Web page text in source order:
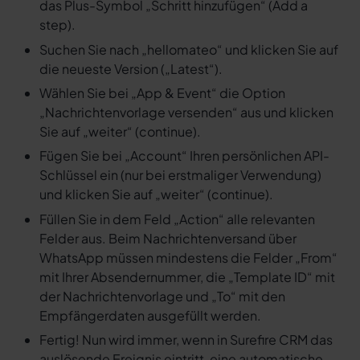
das Plus-Symbol „Schritt hinzufügen“ (Add a
step).
Suchen Sie nach „hellomateo“ und klicken Sie auf
die neueste Version („Latest“).
Wählen Sie bei „App & Event“ die Option
„Nachrichtenvorlage versenden“ aus und klicken
Sie auf „weiter“ (continue).
Fügen Sie bei „Account“ Ihren persönlichen API-
Schlüssel ein (nur bei erstmaliger Verwendung)
und klicken Sie auf „weiter“ (continue).
Füllen Sie in dem Feld „Action“ alle relevanten
Felder aus. Beim Nachrichtenversand über
WhatsApp müssen mindestens die Felder „From“
mit Ihrer Absendernummer, die „Template ID“ mit
der Nachrichtenvorlage und „To“ mit den
Empfängerdaten ausgefüllt werden.
Fertig! Nun wird immer, wenn in Surefire CRM das